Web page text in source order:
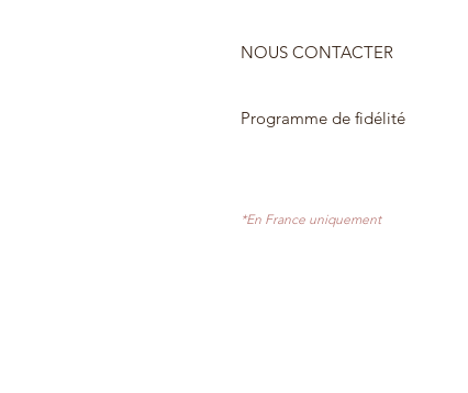
NOUS CONTACTER
Programme de fidélité
*En France uniquement